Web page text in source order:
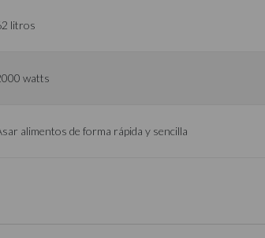
litros
watts
alimentos de forma rápida y sencilla